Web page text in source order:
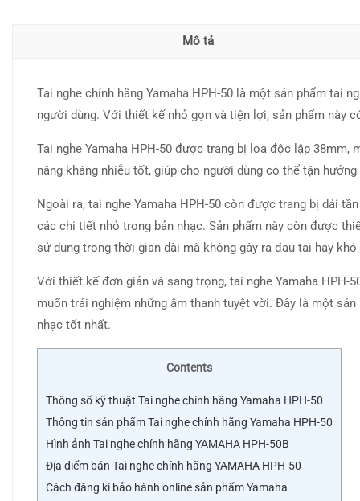
Mô tả
Tai nghe chính hãng Yamaha HPH-50 là một sản phẩm tai
người dùng. Với thiết kế nhỏ gọn và tiện lợi, sản phẩm này
Tai nghe Yamaha HPH-50 được trang bị loa độc lập
năng kháng nhiễu tốt, giúp cho người dùng có thể tận
Ngoài ra, tai nghe Yamaha HPH-50 còn được trang bị dải
các chi tiết nhỏ trong bản nhạc. Sản phẩm này còn được
sử dụng trong thời gian dài mà không gây ra đau tai hay khó
Với thiết kế đơn giản và sang trọng, tai nghe Yamaha
muốn trải nghiệm những âm thanh tuyệt vời. Đây là một
nhạc tốt nhất.
Contents
Thông số kỹ thuật Tai nghe chính hãng Yamaha HPH-50
Thông tin sản phẩm Tai nghe chính hãng Yamaha HPH-50
Hình ảnh Tai nghe chính hãng YAMAHA HPH-50B
Địa điểm bán Tai nghe chính hãng YAMAHA HPH-50
Cách đăng kí bảo hành online sản phẩm Yamaha